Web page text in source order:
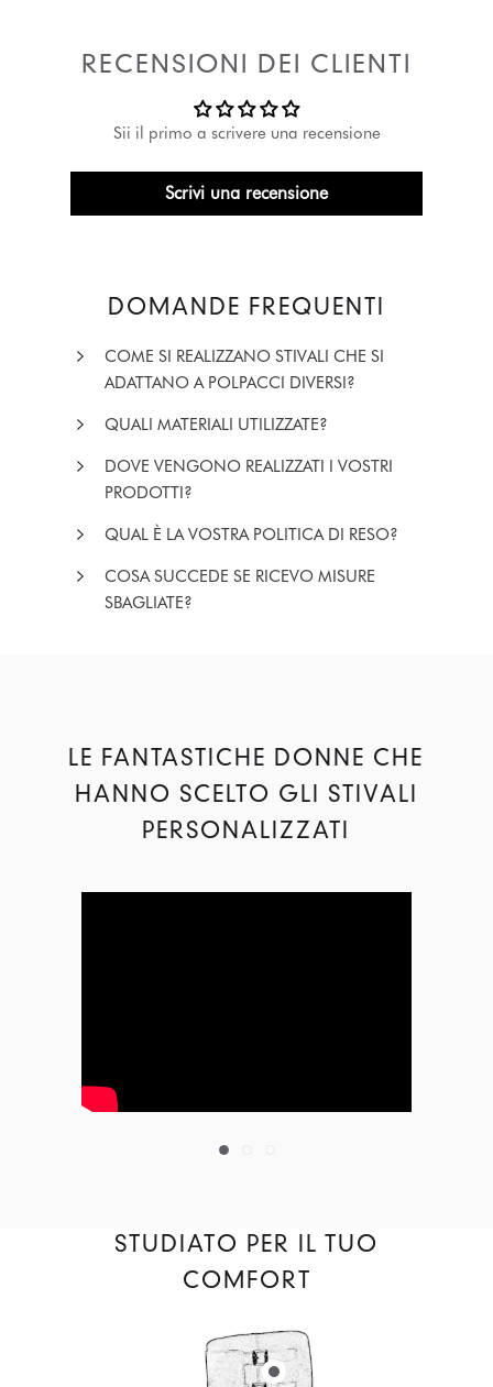
RECENSIONI DEI CLIENTI
Sii il primo a scrivere una recensione
Scrivi una recensione
DOMANDE FREQUENTI
COME SI REALIZZANO STIVALI CHE SI
ADATTANO A POLPACCI DIVERSI?
QUALI MATERIALI UTILIZZATE?
DOVE VENGONO REALIZZATI I VOSTRI
PRODOTTI?
QUAL È LA VOSTRA POLITICA DI RESO?
COSA SUCCEDE SE RICEVO MISURE
SBAGLIATE?
LE FANTASTICHE DONNE CHE
HANNO SCELTO GLI STIVALI
PERSONALIZZATI
STUDIATO PER IL TUO
COMFORT